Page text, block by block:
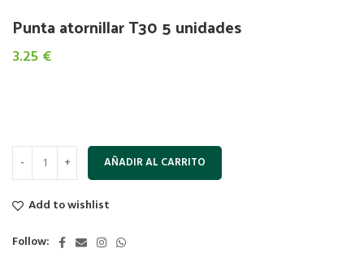
Punta atornillar T30 5 unidades
3.25 €
AÑADIR AL CARRITO
Add to wishlist
Follow: